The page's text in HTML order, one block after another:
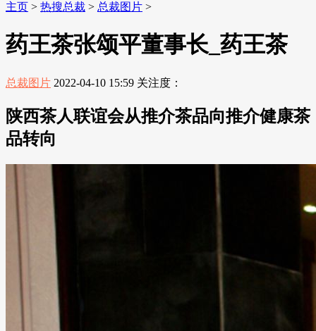
主页 > 热搜总裁 > 总裁图片 >
药王茶张颂平董事长_药王茶
总裁图片 2022-04-10 15:59 关注度：
陕西茶人联谊会从推介茶品向推介健康茶
品转向